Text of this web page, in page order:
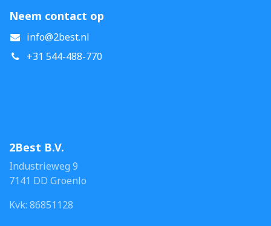
Neem contact op
info@2best.nl
+31 544-488-770
2Best B.V.
Industrieweg 9
7141 DD Groenlo
Kvk: 86851128